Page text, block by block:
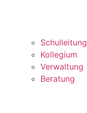
Schulleitung
Kollegium
Verwaltung
Beratung